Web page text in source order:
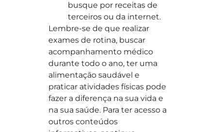
busque por receitas de
terceiros ou da internet.
Lembre-se de que realizar
exames de rotina, buscar
acompanhamento médico
durante todo o ano, ter uma
alimentação saudável e
praticar atividades físicas pode
fazer a diferença na sua vida e
na sua saúde. Para ter acesso a
outros conteúdos